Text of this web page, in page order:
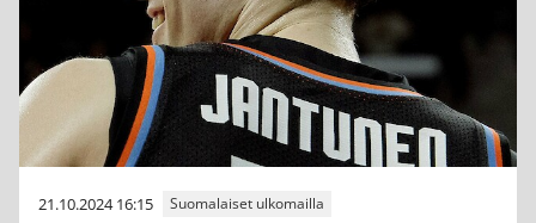
21.10.2024 16:15 Suomalaiset ulkomailla